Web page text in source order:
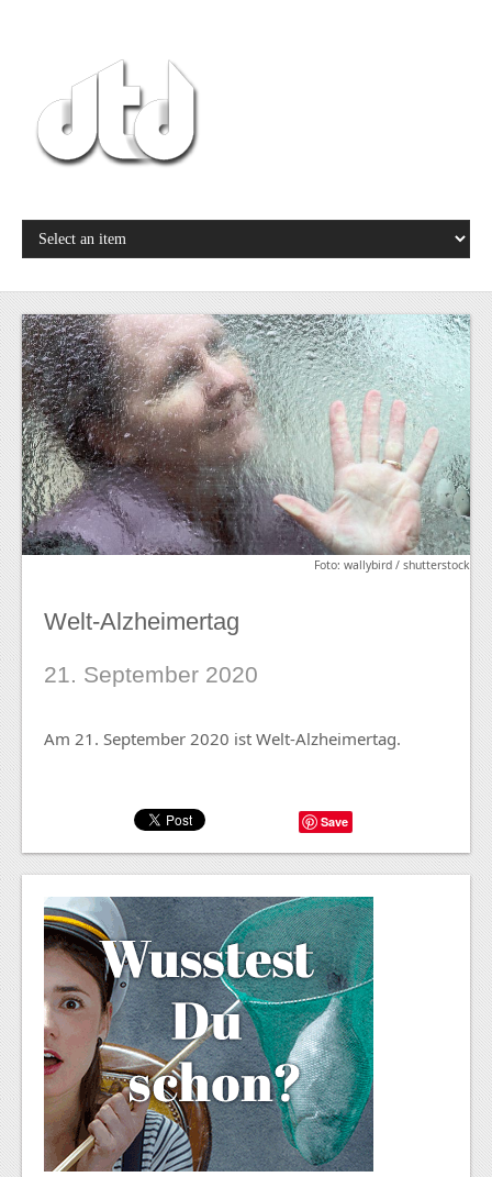
Foto: wallybird / shutterstock
Welt-Alzheimertag
21. September 2020
Am 21. September 2020 ist Welt-Alzheimertag.
Save